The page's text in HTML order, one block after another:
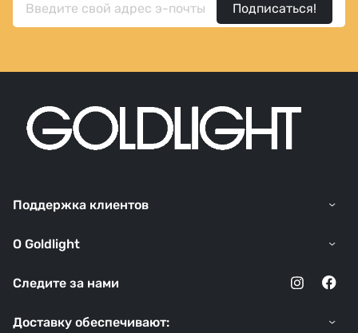
Подписаться!
Поддержка клиентов
O Goldlight
Следите за нами
Доставку обеспечивают: